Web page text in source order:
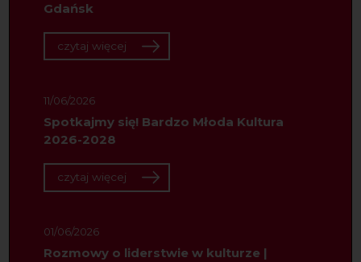
Gdańsk
czytaj więcej
11/06/2026
Spotkajmy się! Bardzo Młoda Kultura
2026-2028
czytaj więcej
01/06/2026
Rozmowy o liderstwie w kulturze |